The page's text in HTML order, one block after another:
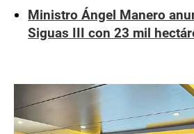
Ministro Ángel Manero
Siguas III con 23 mil